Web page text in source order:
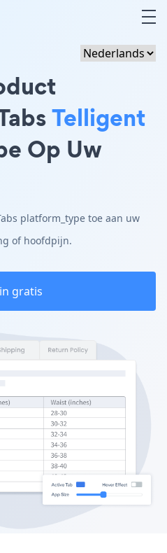
Telligent
Op Uw
platform_type toe aan uw
of hoofdpijn.
gratis